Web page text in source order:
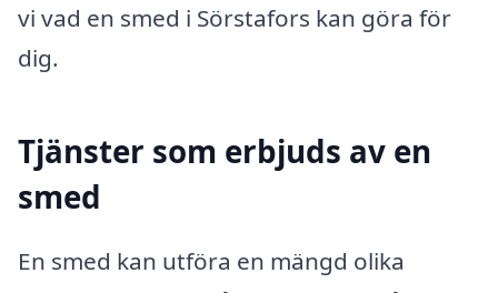
vi vad en smed i Sörstafors kan göra för
dig.
Tjänster som erbjuds av en
smed
En smed kan utföra en mängd olika